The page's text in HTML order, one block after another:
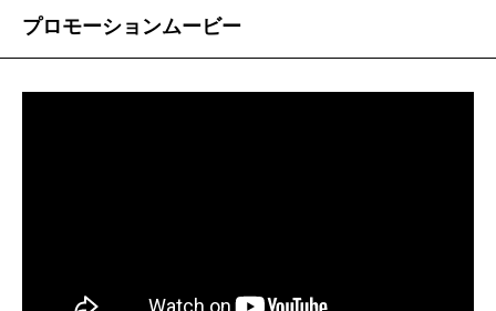
つかせてくれました。日常生活でも、子供と接してい
る時にふと、自分と母や祖母の姿が重なることがあ
り、「ああ、愛してくれていたんだな」と、想像しな
三年前に離婚してから故郷熊本に住んでいるのです
こともあっただろうに、おかあさん、と呼んで
の時間が積み重なっていくうちに、写真が色褪せてい
もそれは古傷のようにある。若かったころは、かさぶ
プロモーションムービー